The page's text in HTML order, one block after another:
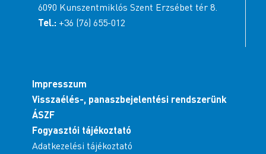
6090 Kunszentmiklós Szent Erzsébet tér 8.
Tel.: +36 (76) 655-012
Impresszum
Visszaélés-, panaszbejelentési rendszerünk
ÁSZF
Fogyasztói tájékoztató
Adatkezelési tájékoztató